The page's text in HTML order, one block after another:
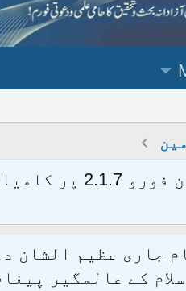
الحمدللہ محدث
جاری عظیم الشان
کے عالمگیر